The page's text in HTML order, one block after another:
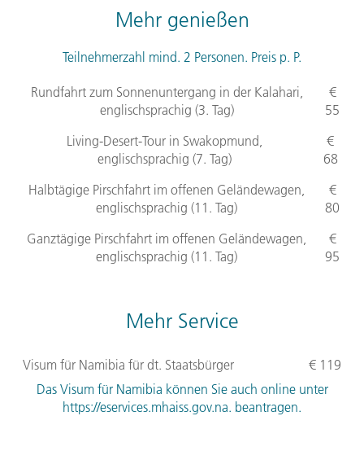
Mehr genießen
Teilnehmerzahl mind. 2 Personen. Preis p. P.
Rundfahrt zum Sonnenuntergang in der Kalahari,
englischsprachig (3. Tag)
€
55
Living-Desert-Tour in Swakopmund,
englischsprachig (7. Tag)
€
68
Halbtägige Pirschfahrt im offenen Geländewagen,
englischsprachig (11. Tag)
€
80
Ganztägige Pirschfahrt im offenen Geländewagen,
englischsprachig (11. Tag)
€
95
Mehr Service
Visum für Namibia für dt. Staatsbürger
€ 119
Das Visum für Namibia können Sie auch online unter
https://eservices.mhaiss.gov.na. beantragen.